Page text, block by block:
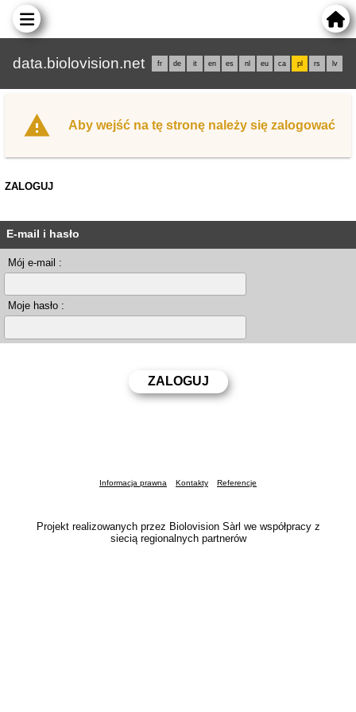
data.biolovision.net fr de it en es nl eu ca pl rs lv
Aby wejść na tę stronę należy się zalogować
ZALOGUJ
E-mail i hasło
Mój e-mail :
Moje hasło :
Informacja prawna Kontakty Referencje
Projekt realizowanych przez Biolovision Sàrl we współpracy z
siecią regionalnych partnerów